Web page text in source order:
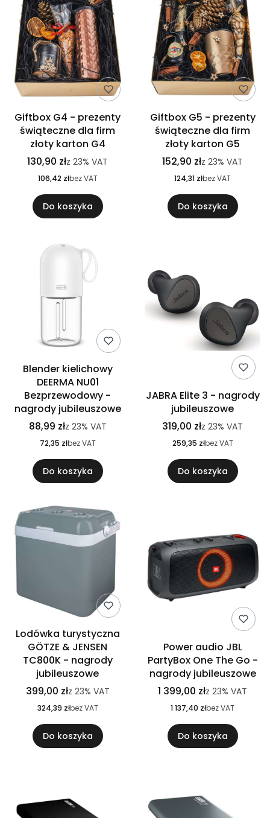
Giftbox G4 - prezenty
świąteczne dla firm
złoty karton G4
130,90 złz 23% VAT
106,42 złbez VAT
Do koszyka
Giftbox G5 - prezenty
świąteczne dla firm
złoty karton G5
152,90 złz 23% VAT
124,31 złbez VAT
Do koszyka
Blender kielichowy
DEERMA NU01
Bezprzewodowy -
nagrody jubileuszowe
88,99 złz 23% VAT
72,35 złbez VAT
Do koszyka
JABRA Elite 3 - nagrody
jubileuszowe
319,00 złz 23% VAT
259,35 złbez VAT
Do koszyka
Lodówka turystyczna
GÖTZE & JENSEN
TC800K - nagrody
jubileuszowe
399,00 złz 23% VAT
324,39 złbez VAT
Do koszyka
Power audio JBL
PartyBox One The Go -
nagrody jubileuszowe
1 399,00 złz 23% VAT
1 137,40 złbez VAT
Do koszyka